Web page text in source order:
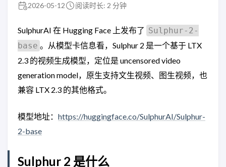
2026-05-12 阅读时长: 2 分钟
SulphurAI 在 Hugging Face 上发布了 Sulphur-2-
base 。从模型卡信息看，Sulphur 2 是一个基于 LTX
2.3 的视频生成模型，定位是 uncensored video
generation model，原生支持文生视频、图生视频，也
兼容 LTX 2.3 的其他格式。
模型地址： https://huggingface.co/SulphurAI/Sulphur-
2-base
Sulphur 2 是什么